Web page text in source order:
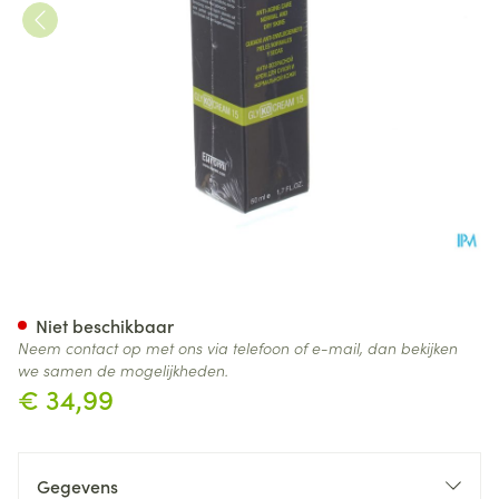
€ 34,99
Niet beschikbaar
Neem contact op met ons via telefoon of e-mail, dan bekijken
we samen de mogelijkheden.
Gegevens